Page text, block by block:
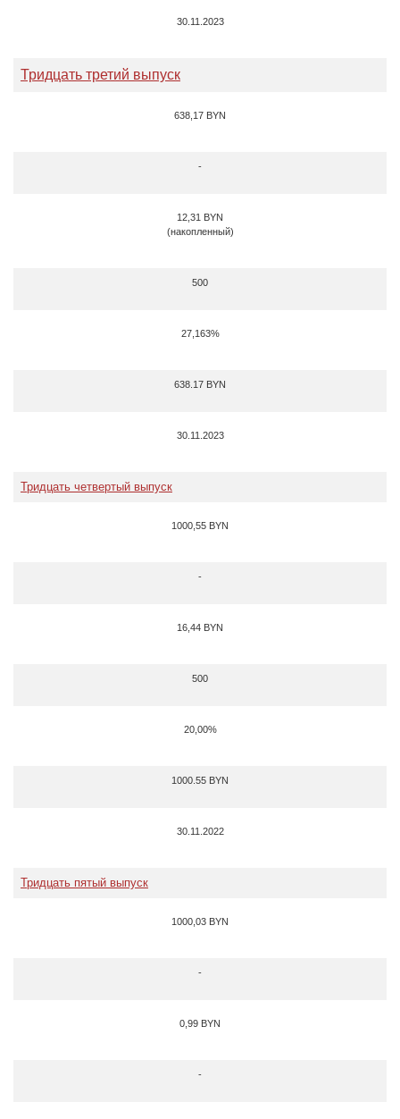
30.11.2023
Тридцать третий выпуск
638,17 BYN
-
12,31 BYN
(накопленный)
500
27,163%
638.17 BYN
30.11.2023
Тридцать четвертый выпуск
1000,55 BYN
-
16,44 BYN
500
20,00%
1000.55 BYN
30.11.2022
Тридцать пятый выпуск
1000,03 BYN
-
0,99 BYN
-